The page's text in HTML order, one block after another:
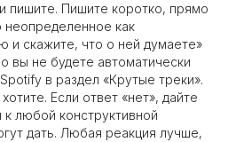
пишите. Пишите коротко, прямо
как
и скажите, что о ней думаете»
вы не будете автоматически
в раздел «Крутые треки».
Если ответ «нет», дайте
любой конструктивной
дать. Любая реакция лучше,